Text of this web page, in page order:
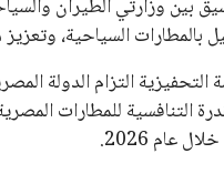
بالمطارات السياحية،
التزام الدولة
التنافسية للمطارات
عام 2026.